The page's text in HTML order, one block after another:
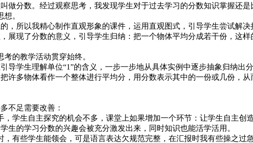
做分数。经过观察思考，我发现学生对于过去学习的分数知识掌握还
。
，所以我精心制作直观形象的课件，运用直观图式，引导学生尝试解
展现了分数的意义，引导学生归纳：把一个物体平均分成若干份，这
的教学活动贯穿始终。
导学生理解单位“1”的含义，一步一步地从具体实例中逐步抽象归纳出
许多物体看作一个整体进行平均分，用分数表示其中的一份或几份，
不足需要改善：
学生自主探究的机会不多，课堂上如果增加一个环节：让学生自主创
生的学习分数的兴趣会被充分激发出来，同时知识也能活学活用。
有些学生能领会，可是语言表达欠规范完整，在汇报时我有些操之过